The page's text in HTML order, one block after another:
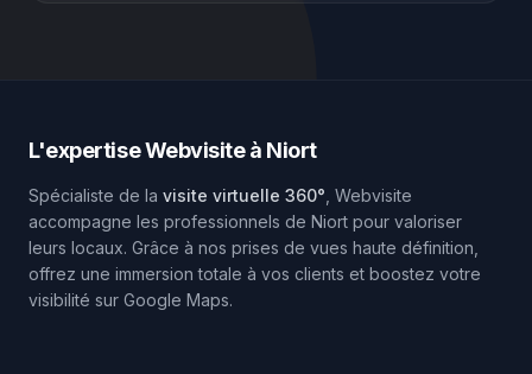
L'expertise Webvisite à Niort
Spécialiste de la visite virtuelle 360° , Webvisite
accompagne les professionnels de Niort pour valoriser
leurs locaux. Grâce à nos prises de vues haute définition,
offrez une immersion totale à vos clients et boostez votre
visibilité sur Google Maps.